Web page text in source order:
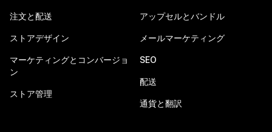
注文と配送
ストアデザイン
マーケティングとコンバージョ
ン
ストア管理
アップセルとバンドル
メールマーケティング
SEO
配送
通貨と翻訳